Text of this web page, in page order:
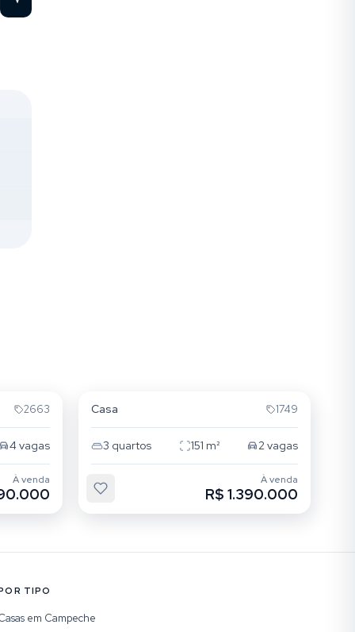
2663
4 vagas
À venda
Casa 1749
3 quartos 151 m² 2vagas
À venda
R$ 1.390.000
TIPO
em Campeche